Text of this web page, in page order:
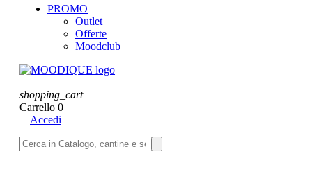
PROMO
Outlet
Offerte
Moodclub
shopping_cart
Carrello 0
Accedi